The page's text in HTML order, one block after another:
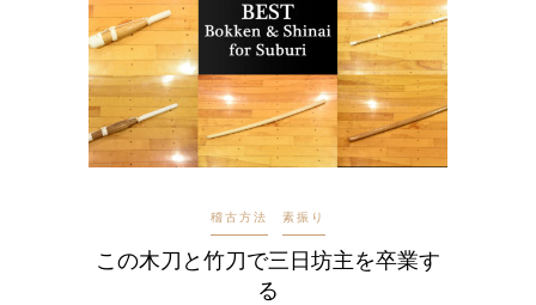
稽古方法 素振り
この木刀と竹刀で三日坊主を卒業す
る